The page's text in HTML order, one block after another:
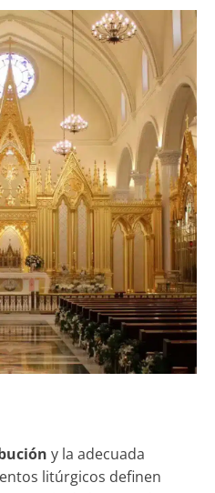
y la adecuada
litúrgicos definen